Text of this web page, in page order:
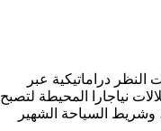
النظر دراماتيكية عبر
نياجارا المحيطة لتصبح
وشريط السياحة الشهير